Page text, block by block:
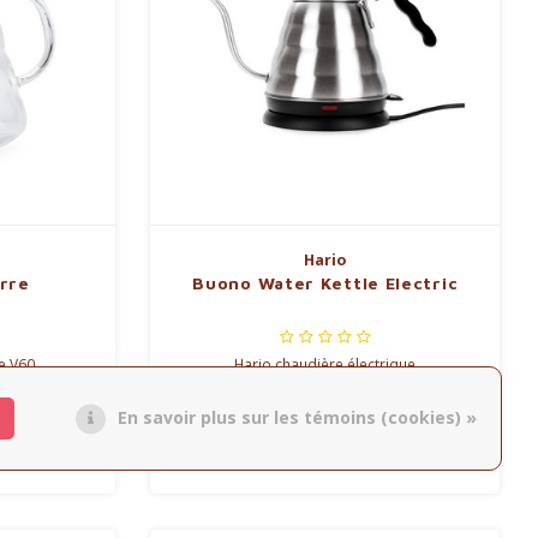
V60
Hario
Buono Water Kettle Electric
Hario chaudière électrique
€95,00
En savoir plus sur les témoins (cookies) »